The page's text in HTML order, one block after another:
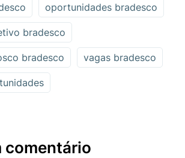
oportunidades bradesco
bradesco
bradesco vagas bradesco
comentário